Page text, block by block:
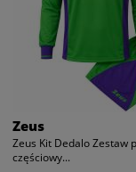
Zeus
Zeus Kit Dedalo Zestaw
częściowy...